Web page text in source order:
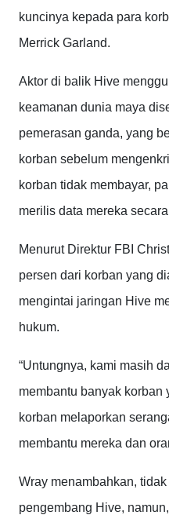
kuncinya kepada para
Merrick Garland.
Aktor di balik Hive
keamanan dunia maya
pemerasan ganda, yang
korban sebelum
korban tidak membayar,
merilis data mereka
Menurut Direktur FBI
persen dari korban yang
mengintai jaringan Hive
hukum.
“Untungnya, kami masih
membantu banyak korban
korban melaporkan
membantu mereka dan
Wray menambahkan,
pengembang Hive,